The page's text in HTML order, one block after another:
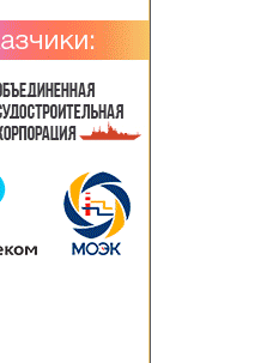
26 МВт (10
на